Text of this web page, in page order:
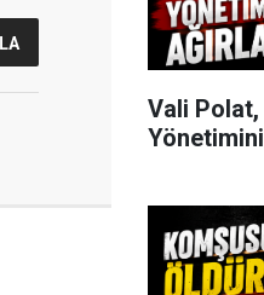
Vali Polat,
Yönetimini